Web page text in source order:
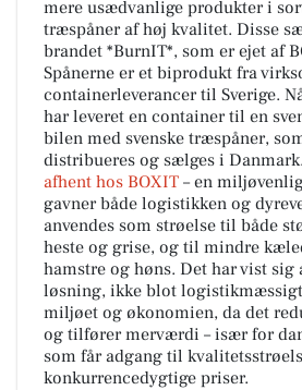
mere usædvanlige produkter i
træspåner af høj kvalitet. Disse
brandet *BurnIT*, som er ejet af
Spånerne er et biprodukt fra
containerleverancer til Sverige.
har leveret en container til en
bilen med svenske træspåner,
distribueres og sælges i Danmark.
afhent hos BOXIT – en
gavner både logistikken og
anvendes som strøelse til både
heste og grise, og til mindre
hamstre og høns. Det har vist
løsning, ikke blot
miljøet og økonomien, da det
og tilfører merværdi – især for
som får adgang til
konkurrencedygtige priser.